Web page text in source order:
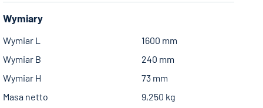
Wymiary
Wymiar L
1600 mm
Wymiar B
240 mm
Wymiar H
73 mm
Masa netto
9,250 kg